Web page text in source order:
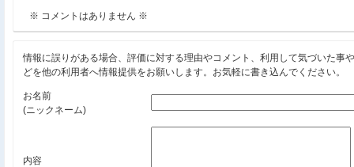
※ コメントはありません ※
情報に誤りがある場合、評価に対する理由やコメント、利用して気づいた事
どを他の利用者へ情報提供をお願いします。お気軽に書き込んでください。
お名前
(ニックネーム)
内容